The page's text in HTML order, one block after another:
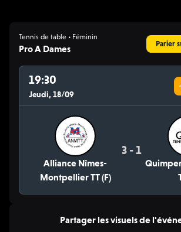
Tennis de table • Féminin
Pro A Dames Parier
19:30
Jeudi, 18/09
Alliance Nîmes-
Montpellier TT (F)
3 - 1
Partager les visuels de